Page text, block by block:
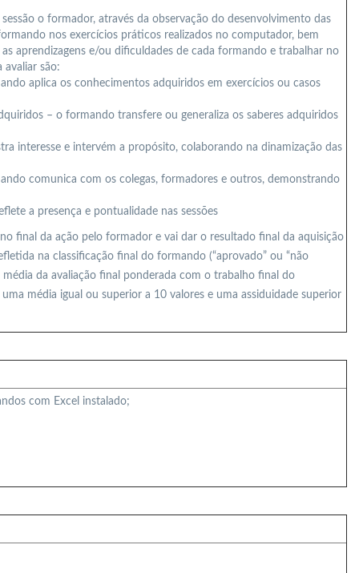
o formador, através da observação do desenvolvimento das
nos exercícios práticos realizados no computador, bem
aprendizagens e/ou dificuldades de cada formando e trabalhar no
avaliar são:
aplica os conhecimentos adquiridos em exercícios ou casos
– o formando transfere ou generaliza os saberes adquiridos
interesse e intervém a propósito, colaborando na dinamização das
comunica com os colegas, formadores e outros, demonstrando
a presença e pontualidade nas sessões
final da ação pelo formador e vai dar o resultado final da aquisição
na classificação final do formando (“aprovado” ou “não
da avaliação final ponderada com o trabalho final do
média igual ou superior a 10 valores e uma assiduidade superior
com Excel instalado;